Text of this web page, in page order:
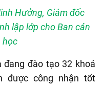
Hưởng, Giám đốc
lập lớp cho Ban cán
học
đang đào tạo 32 khoá
được công nhận tốt